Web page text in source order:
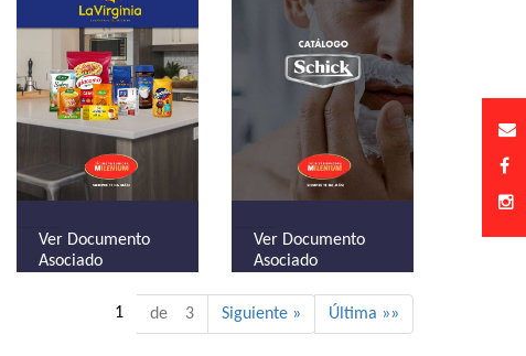
Ver Documento
Asociado
Ver Documento
Asociado
1 de 3 Siguiente » Última »»